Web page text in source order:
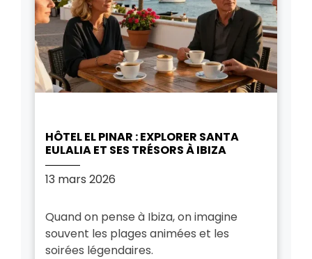
HÔTEL EL PINAR : EXPLORER SANTA
EULALIA ET SES TRÉSORS À IBIZA
13 mars 2026
Quand on pense à Ibiza, on imagine
souvent les plages animées et les
soirées légendaires.